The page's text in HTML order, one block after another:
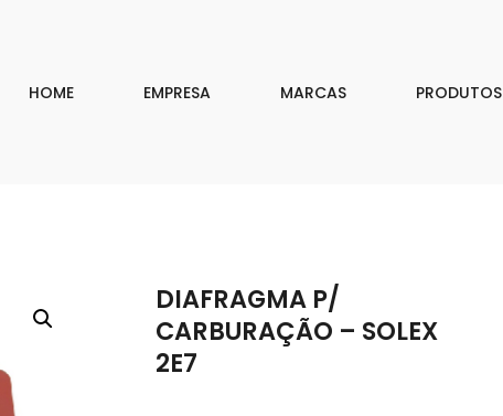
HOME EMPRESA MARCAS PRODUTOS
PRODUTOS
DIAFRAGMA P/
CARBURAÇÃO – SOLEX
2E7
PESQUISAR